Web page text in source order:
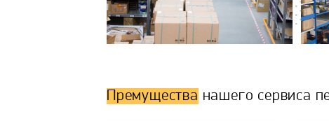
Премущества нашего сервиса